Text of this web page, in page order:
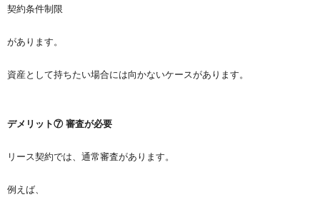
契約条件制限
があります。
資産として持ちたい場合には向かないケースがあります。
デメリット⑦ 審査が必要
リース契約では、通常審査があります。
例えば、